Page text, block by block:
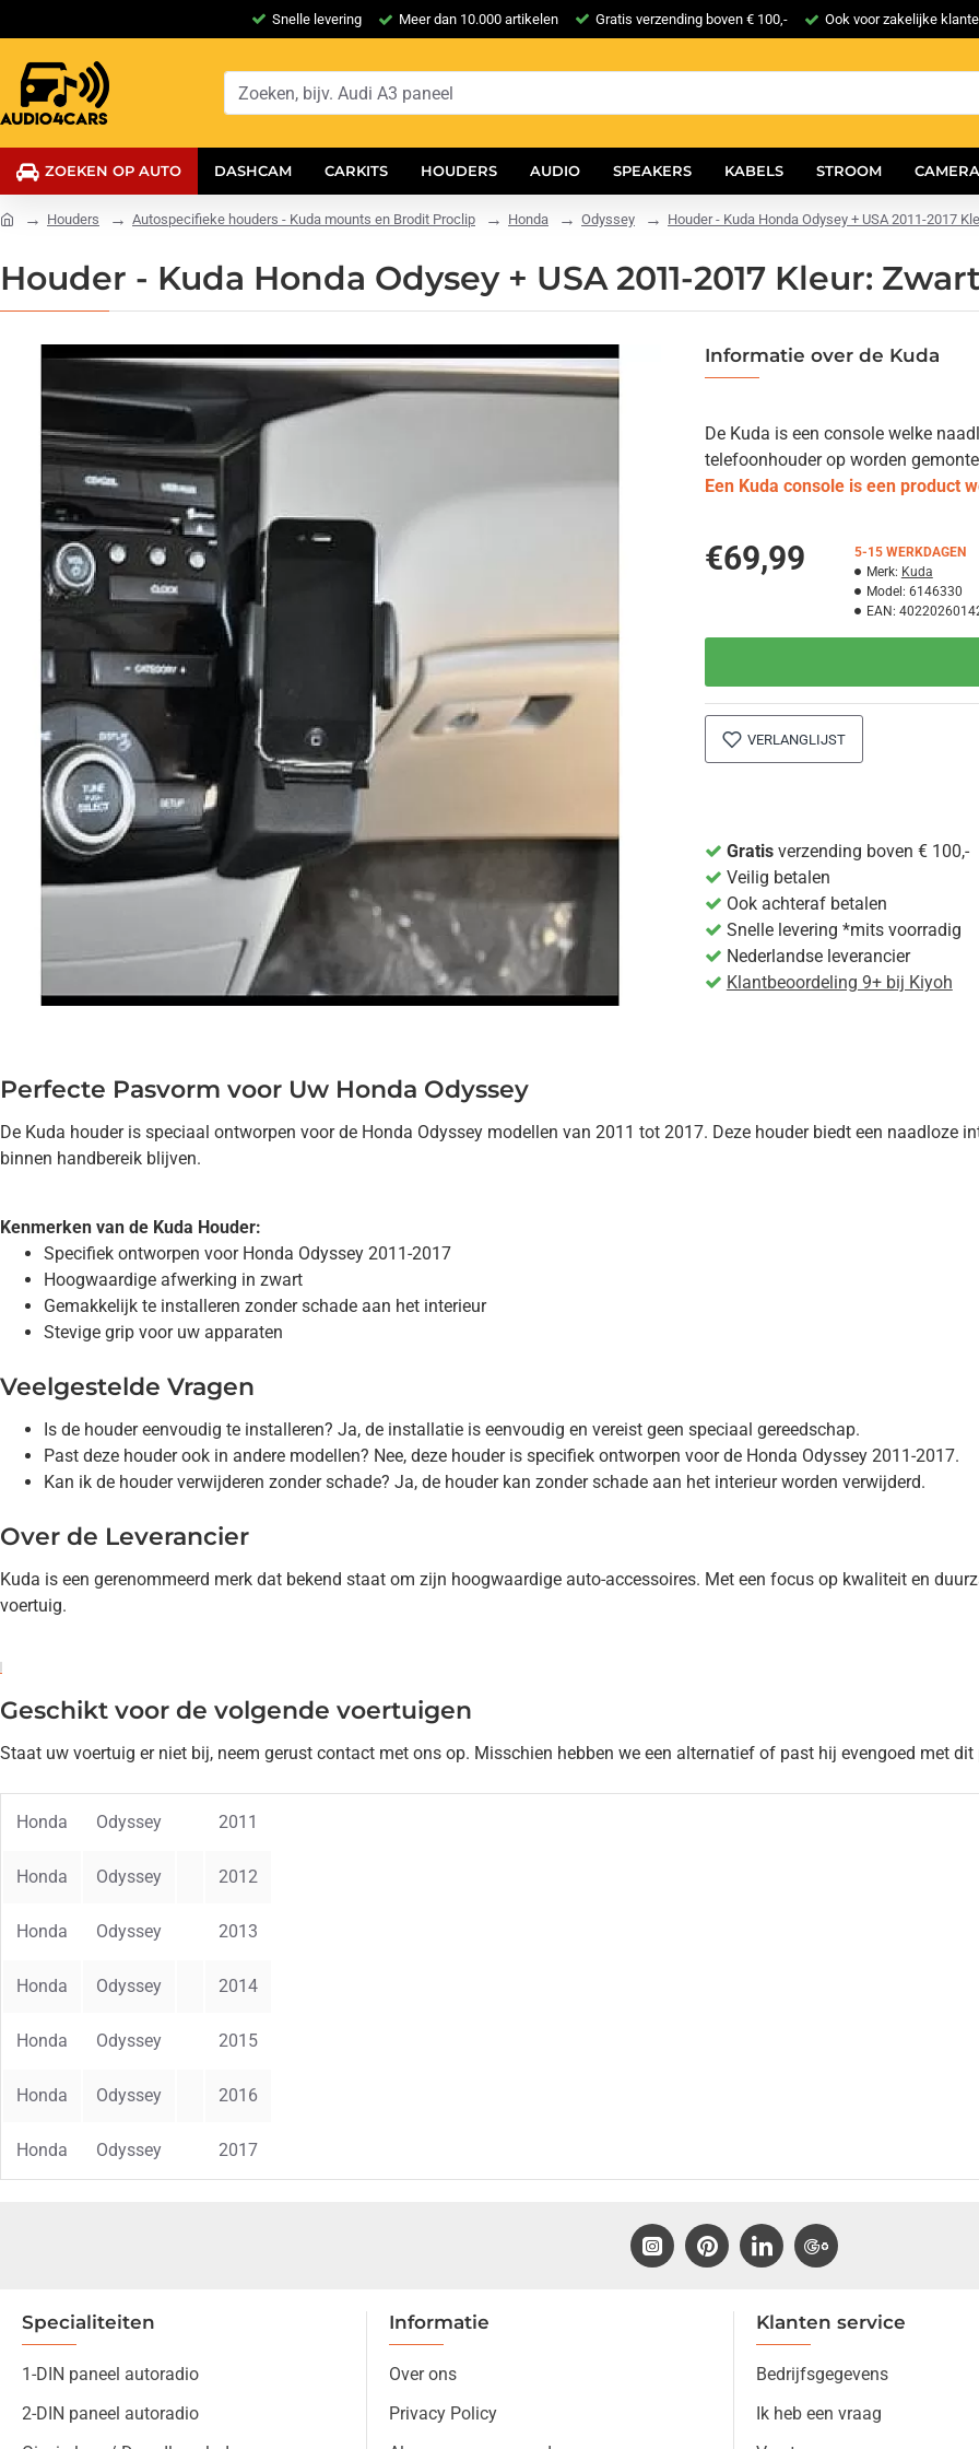
Snelle levering Meer dan 10.000 artikelen Gratis verzending boven € 100,- Ook voor zakelijke
ZOEKEN OP AUTO DASHCAM CARKITS HOUDERS AUDIO SPEAKERS KABELS STROOM
Houders Autospecifieke houders - Kuda mounts en Brodit Proclip Honda Odyssey Houder - Kuda Honda Odysey + USA 2011-2017
Houder - Kuda Honda Odysey + USA 2011-2017 Kleur: Zwart
Informatie over de Kuda
De Kuda is een console welke
telefoonhouder op worden
Een Kuda console is een product
€69,99
5-15 WERKDAGEN
Merk: Kuda
Model: 6146330
EAN:
VERLANGLIJST
Gratisverzending boven € 100,-
Veilig betalen
Ook achteraf betalen
Snelle levering *mits voorradig
Nederlandse leverancier
Klantbeoordeling 9+ bij Kiyoh
Perfecte Pasvorm voor Uw Honda Odyssey
De Kuda houder is speciaal ontworpen voor de Honda Odyssey modellen van 2011 tot 2017. Deze houder biedt een naadloze
binnen handbereik blijven.
Kenmerken van de Kuda Houder:
Specifiek ontworpen voor Honda Odyssey 2011-2017
Hoogwaardige afwerking in zwart
Gemakkelijk te installeren zonder schade aan het interieur
Stevige grip voor uw apparaten
Veelgestelde Vragen
Is de houder eenvoudig te installeren? Ja, de installatie is eenvoudig en vereist geen speciaal gereedschap.
Past deze houder ook in andere modellen? Nee, deze houder is specifiek ontworpen voor de Honda Odyssey 2011-2017.
Kan ik de houder verwijderen zonder schade? Ja, de houder kan zonder schade aan het interieur worden verwijderd.
Over de Leverancier
Kuda is een gerenommeerd merk dat bekend staat om zijn hoogwaardige auto-accessoires. Met een focus op kwaliteit en
voertuig.
Geschikt voor de volgende voertuigen
Staat uw voertuig er niet bij, neem gerust contact met ons op. Misschien hebben we een alternatief of past hij evengoed met dit
Honda Odyssey 2011
Honda Odyssey 2012
Honda Odyssey 2013
Honda Odyssey 2014
Honda Odyssey 2015
Honda Odyssey 2016
Honda Odyssey 2017
Specialiteiten
1-DIN paneel autoradio
2-DIN paneel autoradio
Informatie
Over ons
Privacy Policy
Klanten service
Bedrijfsgegevens
Ik heb een vraag